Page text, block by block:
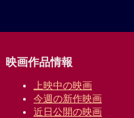
映画作品情報
上映中の映画
今週の新作映画
近日公開の映画